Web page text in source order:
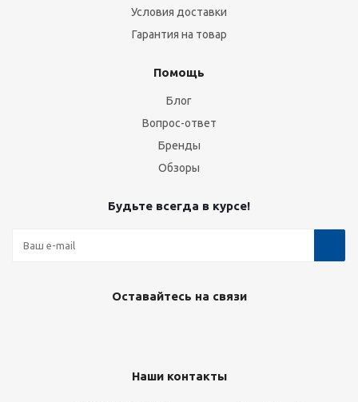
Условия доставки
Гарантия на товар
Помощь
Блог
Вопрос-ответ
Бренды
Обзоры
Будьте всегда в курсе!
Оставайтесь на связи
Наши контакты